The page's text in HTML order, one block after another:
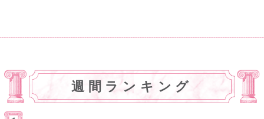
週間ランキング